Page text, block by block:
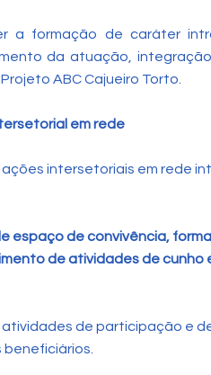
a formação de caráter
da atuação,
ABC Cajueiro Torto.
em rede
ações intersetoriais em rede
espaço de convivência,
de atividades de
atividades de participação e